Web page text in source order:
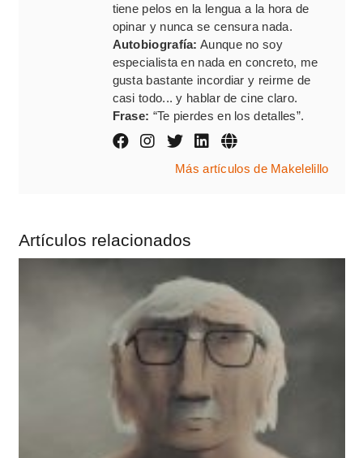
tiene pelos en la lengua a la hora de
opinar y nunca se censura nada.
Autobiografía: Aunque no soy
especialista en nada en concreto, me
gusta bastante incordiar y reirme de
casi todo... y hablar de cine claro.
Frase: “Te pierdes en los detalles”.
Más artículos de Makelelillo
Artículos relacionados